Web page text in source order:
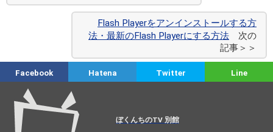
Flash Playerをアンインストールする方
法・最新のFlash Playerにする方法 次の
記事＞＞
Facebook Hatena Twitter Line
ぼくんちのTV 別館